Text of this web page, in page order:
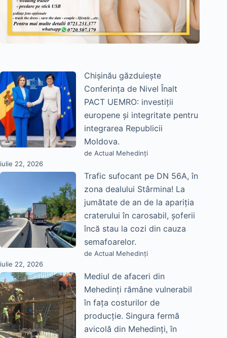
Chișinău găzduiește
Conferința de Nivel Înalt
PACT UEMRO: investiții
europene și integritate pentru
integrarea Republicii
Moldova.
de Actual Mehedinți
iulie 22, 2026
Trafic sufocant pe DN 56A, în
zona dealului Stârmina! La
jumătate de an de la apariția
craterului în carosabil, șoferii
încă stau la cozi din cauza
semafoarelor.
de Actual Mehedinți
iulie 22, 2026
Mediul de afaceri din
Mehedinți rămâne vulnerabil
în fața costurilor de
producție. Singura fermă
avicolă din Mehedinți, în